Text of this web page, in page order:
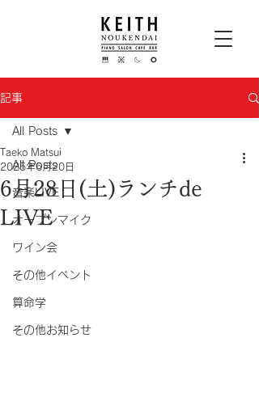
記事
All Posts
音楽LIVE
オープンマイク
ワイン会
その他イベント
算命学
その他お知らせ
All Posts
6月28日(土)ランチde
LIVE
Taeko Matsui
2025年6月20日